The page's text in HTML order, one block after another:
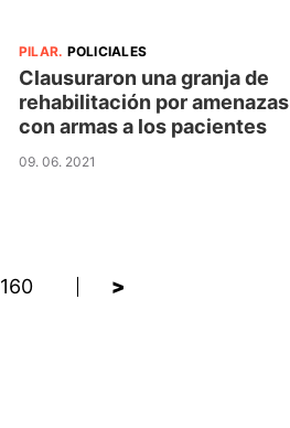
PILAR. POLICIALES
Clausuraron una granja de
rehabilitación por amenazas
con armas a los pacientes
09. 06. 2021
160 >